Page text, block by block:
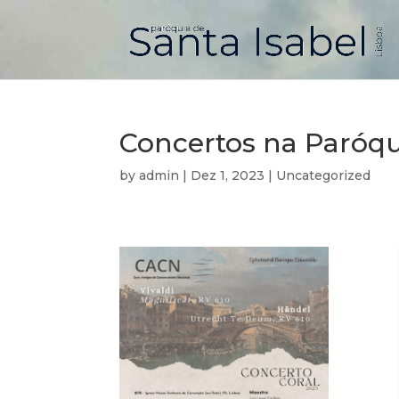
Concertos na
byadmin | Dez 1, 2023 | Uncategorized